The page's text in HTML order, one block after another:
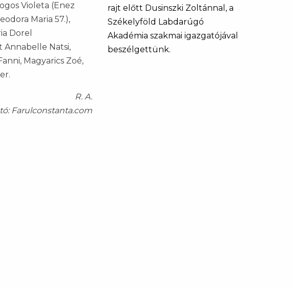
Violeta (Enez
Maria 57.),
Dorel
Annabelle Natsi,
Magyarics Zoé,
R. A.
Farulconstanta.com
rajt előtt Dusinszki Zoltánnal, a
Székelyföld Labdarúgó
Akadémia szakmai igazgatójával
beszélgettünk.